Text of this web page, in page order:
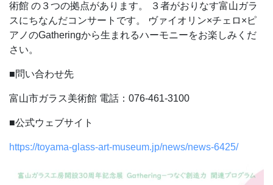
術館 の３つの拠点があります。
３者がおりなす富山ガラ
スにちなんだコンサートです。
ヴァイオリン×チェロ×ピ
アノのGatheringから生まれるハーモニーをお楽しみくだ
さい。
■問い合わせ先
富山市ガラス美術館 電話：076-461-3100
■公式ウェブサイト
https://toyama-glass-art-museum.jp/news/news-6425/